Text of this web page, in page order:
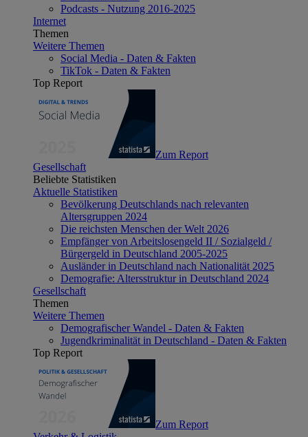
Podcasts - Nutzung 2016-2025
Internet
Themen
Weitere Themen
Social Media - Daten & Fakten
TikTok - Daten & Fakten
Top Report
Zum Report
Gesellschaft
Beliebte Statistiken
Aktuelle Statistiken
Bevölkerung Deutschlands nach relevanten
Altersgruppen 2024
Die reichsten Menschen der Welt 2026
Empfänger von Arbeitslosengeld II / Sozialgeld /
Bürgergeld in Deutschland 2005-2025
Ausländer in Deutschland nach Nationalität 2025
Demografie: Altersstruktur in Deutschland 2024
Gesellschaft
Themen
Weitere Themen
Demografischer Wandel - Daten & Fakten
Jugendkriminalität in Deutschland - Daten & Fakten
Top Report
Zum Report